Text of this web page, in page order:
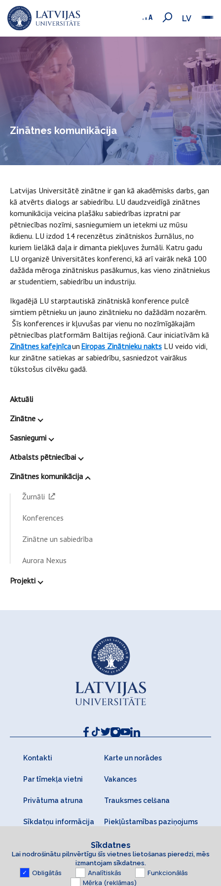
LV
Zinātnes komunikācija
Latvijas Universitātē zinātne ir gan kā akadēmisks darbs, gan
kā atvērts dialogs ar sabiedrību. LU daudzveidīgā zinātnes
komunikācija veicina plašāku sabiedrības izpratni par
pētniecības nozīmi, sasniegumiem un ietekmi uz mūsu
ikdienu. LU izdod 14 recenzētus zinātniskos žurnālus, no
kuriem lielākā daļa ir dimanta piekļuves žurnāli. Katru gadu
LU organizē Universitātes konferenci, kā arī vairāk nekā 100
dažāda mēroga zinātniskus pasākumus, kas vieno zinātniekus
ar studentiem, sabiedrību un industriju.
Ikgadējā LU starptautiskā zinātniskā konference pulcē
simtiem pētnieku un jauno zinātnieku no dažādām nozarēm.
Šīs konferences ir kļuvušas par vienu no nozīmīgākajām
pētniecības platformām Baltijas reģionā. Caur iniciatīvām kā
Zinātnes kafejnīcaun Eiropas Zinātnieku nakts LU veido vidi,
kur zinātne satiekas ar sabiedrību, sasniedzot vairākus
tūkstošus cilvēku gadā.
Aktuāli
Zinātne
Sasniegumi
Atbalsts pētniecībai
Zinātnes komunikācija
Žurnāli
Konferences
Zinātne un sabiedrība
Aurora Nexus
Projekti
Kontakti Karte un norādes
Par tīmekļa vietni Vakances
Privātuma atruna Trauksmes celšana
Sīkdatņu informācija Piekļūstamības paziņojums
Sīkdatnes
Lai nodrošinātu pilnvērtīgu šīs vietnes lietošanas pieredzi, mēs
izmantojam sīkdatnes.
Obligātās Analītiskās
Funkcionālās
Mērķa (reklāmas)